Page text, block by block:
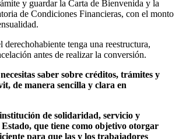
y guardar la Carta de Bienvenida y la
de Condiciones Financieras, con el monto
derechohabiente tenga una reestructura,
antes de realizar la conversión.
saber sobre créditos, trámites y
de manera sencilla y clara en
de solidaridad, servicio y
que tiene como objetivo otorgar
para que las y los trabajadores